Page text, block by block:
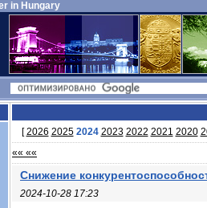
in Hungary
[2026 2025 2024 2023 2022 2021 2020
«« ««
Снижение
2024-10-28 17:23